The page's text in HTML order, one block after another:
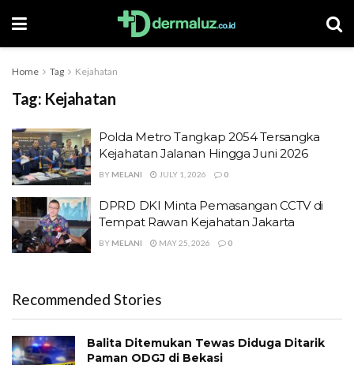
Home Tag Kejahatan
Tag: Kejahatan
Polda Metro Tangkap 2054 Tersangka
Kejahatan Jalanan Hingga Juni 2026
BY MELANI JULY 1, 2026 0
DPRD DKI Minta Pemasangan CCTV di
Tempat Rawan Kejahatan Jakarta
BY MELANI MAY 25, 2026 0
Recommended Stories
Balita Ditemukan Tewas Diduga Ditarik
Paman ODGJ di Bekasi